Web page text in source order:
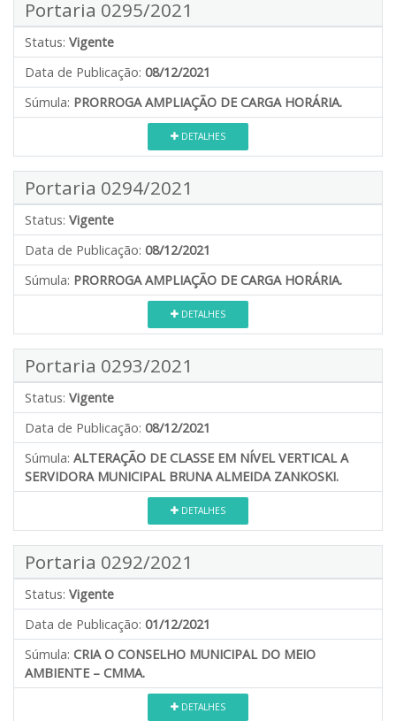
Portaria 0295/2021
Status: Vigente
Data de Publicação: 08/12/2021
Súmula: PRORROGA AMPLIAÇÃO DE CARGA HORÁRIA.
DETALHES
Portaria 0294/2021
Status: Vigente
Data de Publicação: 08/12/2021
Súmula: PRORROGA AMPLIAÇÃO DE CARGA HORÁRIA.
DETALHES
Portaria 0293/2021
Status: Vigente
Data de Publicação: 08/12/2021
Súmula: ALTERAÇÃO DE CLASSE EM NÍVEL VERTICAL A
SERVIDORA MUNICIPAL BRUNA ALMEIDA ZANKOSKI.
DETALHES
Portaria 0292/2021
Status: Vigente
Data de Publicação: 01/12/2021
Súmula: CRIA O CONSELHO MUNICIPAL DO MEIO
AMBIENTE – CMMA.
DETALHES